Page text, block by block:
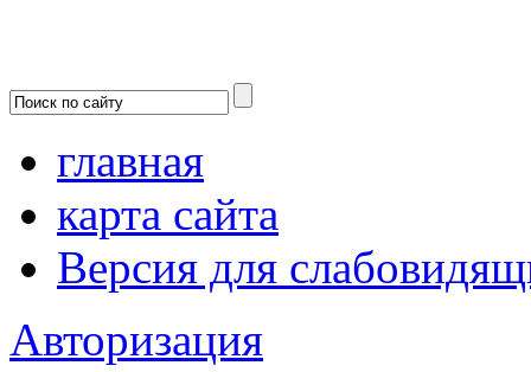
главная
карта сайта
Версия для
Авторизация